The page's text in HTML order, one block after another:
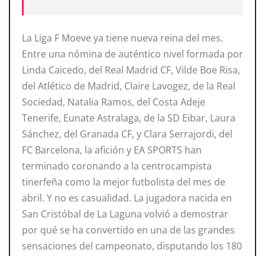
La Liga F Moeve ya tiene nueva reina del mes.
Entre una nómina de auténtico nivel formada por
Linda Caicedo, del Real Madrid CF, Vilde Boe Risa,
del Atlético de Madrid, Claire Lavogez, de la Real
Sociedad, Natalia Ramos, del Costa Adeje
Tenerife, Eunate Astralaga, de la SD Eibar, Laura
Sánchez, del Granada CF, y Clara Serrajordi, del
FC Barcelona, la afición y EA SPORTS han
terminado coronando a la centrocampista
tinerfeña como la mejor futbolista del mes de
abril. Y no es casualidad. La jugadora nacida en
San Cristóbal de La Laguna volvió a demostrar
por qué se ha convertido en una de las grandes
sensaciones del campeonato, disputando los 180